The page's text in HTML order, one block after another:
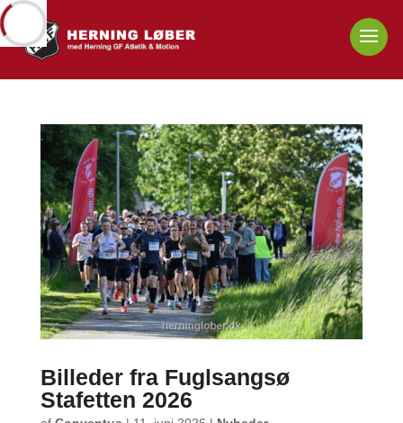
Billeder fra Fuglsangsø
Stafetten 2026